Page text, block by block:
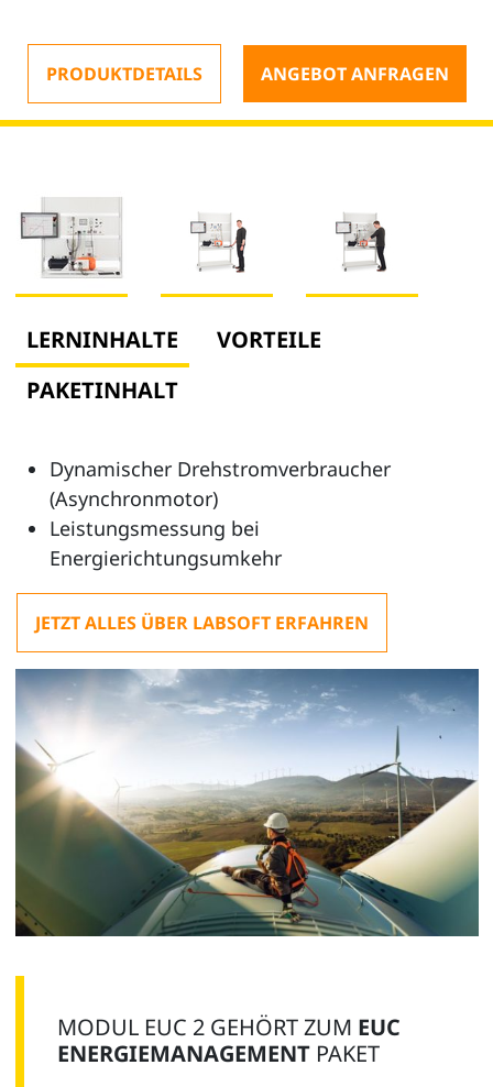
PRODUKTDETAILS ANGEBOT ANFRAGEN
LERNINHALTE
VORTEILE
PAKETINHALT
Dynamischer Drehstromverbraucher
(Asynchronmotor)
Leistungsmessung bei
Energierichtungsumkehr
JETZT ALLES ÜBER LABSOFT ERFAHREN
MODUL EUC 2 GEHÖRT ZUM EUC
ENERGIEMANAGEMENTPAKET